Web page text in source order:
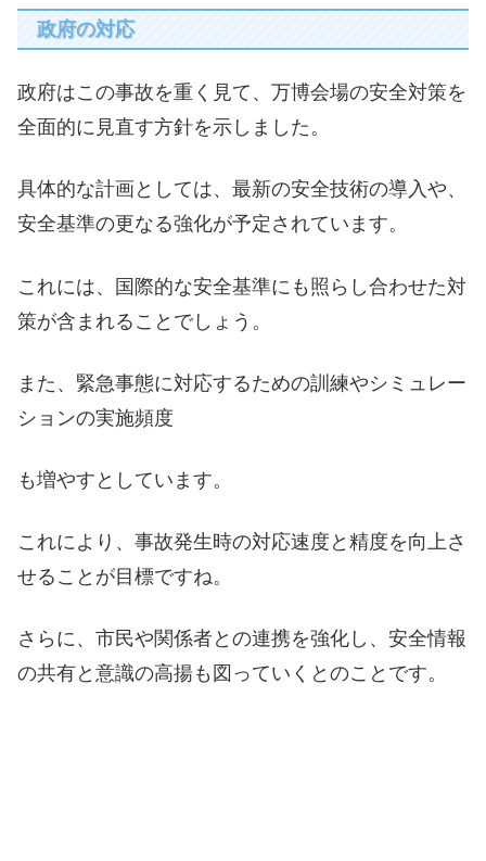
政府の対応
政府はこの事故を重く見て、万博会場の安全対策を
全面的に見直す方針を示しました。
具体的な計画としては、最新の安全技術の導入や、
安全基準の更なる強化が予定されています。
これには、国際的な安全基準にも照らし合わせた対
策が含まれることでしょう。
また、緊急事態に対応するための訓練やシミュレー
ションの実施頻度
も増やすとしています。
これにより、事故発生時の対応速度と精度を向上さ
せることが目標ですね。
さらに、市民や関係者との連携を強化し、安全情報
の共有と意識の高揚も図っていくとのことです。